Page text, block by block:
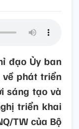
đạo Ủy ban
về phát triển
sáng tạo và
triển khai
TW của Bộ